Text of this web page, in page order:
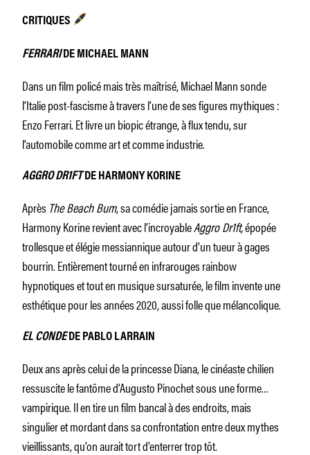
CRITIQUES
FERRARIDE MICHAEL MANN
Dans un film policé mais très maîtrisé, Michael Mann sonde
l’Italie post-fascisme à travers l’une de ses figures mythiques :
Enzo Ferrari. Et livre un biopic étrange, à flux tendu, sur
l’automobile comme art et comme industrie.
AGGRO DR1FTDE HARMONY KORINE
Après The Beach Bum, sa comédie jamais sortie en France,
Harmony Korine revient avec l’incroyableAggro Dr1ft,épopée
trollesque et élégie messiannique autour d’un tueur à gages
bourrin. Entièrement tourné en infrarouges rainbow
hypnotiques et tout en musique sursaturée, le film invente une
esthétique pour les années 2020, aussi folle que mélancolique.
EL CONDEDE PABLO LARRAIN
Deux ans après celui de la princesse Diana, le cinéaste chilien
ressuscite le fantôme d’Augusto Pinochet sous une forme…
vampirique. Il en tire un film bancal à des endroits, mais
singulier et mordant dans sa confrontation entre deux mythes
vieillissants, qu’on aurait tort d’enterrer trop tôt.